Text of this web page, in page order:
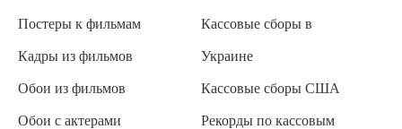
Постеры к фильмам
Кадры из фильмов
Обои из фильмов
Обои с актерами
Кассовые сборы в
Украине
Кассовые сборы США
Рекорды по кассовым